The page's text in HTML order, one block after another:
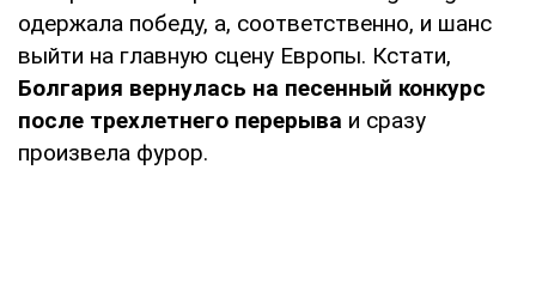
одержала победу, а, соответственно, и шанс
выйти на главную сцену Европы. Кстати,
Болгария вернулась на песенный конкурс
после трехлетнего перерыва и сразу
произвела фурор.